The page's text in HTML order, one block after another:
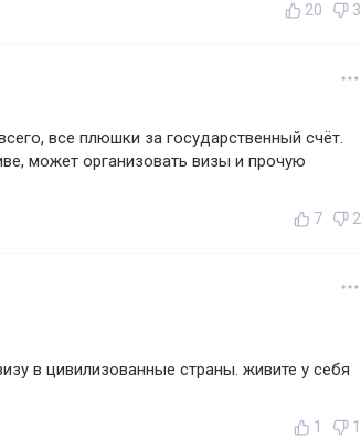
20 3
все плюшки за государственный счёт.
может организовать визы и прочую
7 2
в цивилизованные страны. живите у себя
1 1